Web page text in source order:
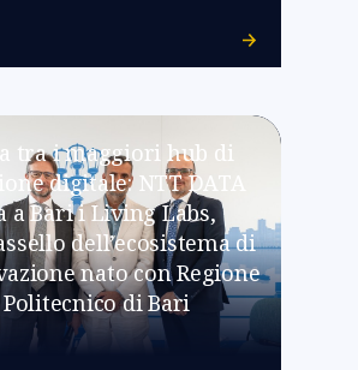
tra i maggiori hub di
digitale: NTT DATA
a Bari i Living Labs,
dell’ecosistema di
nato con Regione
di Bari